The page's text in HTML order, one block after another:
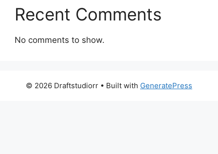
Recent Comments
No comments to show.
© 2026 Draftstudiorr • Built with GeneratePress